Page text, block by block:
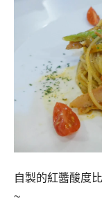
自製的紅醬酸度
~